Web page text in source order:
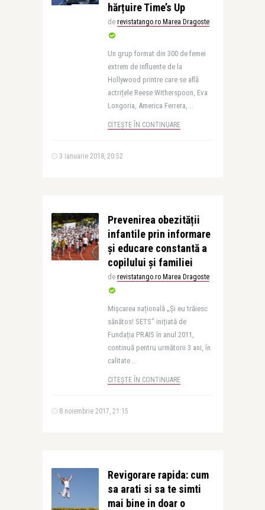
hărțuire Time’s Up
de revistatango.ro Marea Dragoste
Un grup format din 300 de femei
extrem de influente de la
Hollywood printre care se află
actrițele Reese Witherspoon, Eva
Longoria, America Ferrera, ..
CITEȘTE ÎN CONTINUARE
3 ianuarie 2018, 20:52
Prevenirea obezității
infantile prin informare
și educare constantă a
copilului și familiei
de revistatango.ro Marea Dragoste
Mișcarea națională „Și eu trăiesc
sănătos! SETS” inițiată de
Fundația PRAIS în anul 2011,
continuă pentru următorii 3 ani, în
calitate ..
CITEȘTE ÎN CONTINUARE
8 noiembrie 2017, 21:15
Revigorare rapida: cum
sa arati si sa te simti
mai bine in doar o